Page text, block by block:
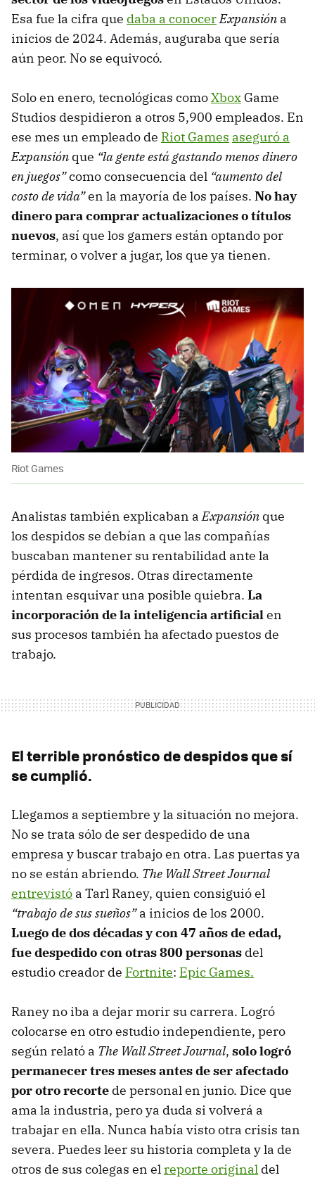
Esa fue la cifra que daba a conocerExpansión a
inicios de 2024. Además, auguraba que sería
aún peor. No se equivocó.
Solo en enero, tecnológicas comoXbox Game
Studios despidieron a otros 5,900 empleados. En
ese mes un empleado de Riot Games aseguró a
Expansión que “la gente está gastando menos dinero
en juegos”como consecuencia del “aumento del
costo de vida”en la mayoría de los países. No hay
dinero para comprar actualizaciones o títulos
nuevos, así que los gamers están optando por
terminar, o volver a jugar, los que ya tienen.
Riot Games
Analistas también explicaban aExpansión que
los despidos se debían a que las compañías
buscaban mantener su rentabilidad ante la
pérdida de ingresos. Otras directamente
intentan esquivar una posible quiebra. La
incorporación de la inteligencia artificialen
sus procesos también ha afectado puestos de
trabajo.
El terrible pronóstico de despidos que sí
se cumplió.
Llegamos a septiembre y la situación no mejora.
No se trata sólo de ser despedido de una
empresa y buscar trabajo en otra. Las puertas ya
no se están abriendo. The Wall Street Journal
entrevistó a Tarl Raney, quien consiguió el
“trabajo de sus sueños”a inicios de los 2000.
Luego de dos décadas y con 47 años de edad,
fue despedido con otras 800 personas del
estudio creador de Fortnite: Epic Games.
Raney no iba a dejar morir su carrera. Logró
colocarse en otro estudio independiente, pero
según relató a The Wall Street Journal, solo logró
permanecer tres meses antes de ser afectado
porotro recorte de personal en junio. Dice que
ama la industria, pero ya duda si volverá a
trabajar en ella. Nunca había visto otra crisis tan
severa. Puedes leer su historia completa y la de
otros de sus colegas en elreporte original del